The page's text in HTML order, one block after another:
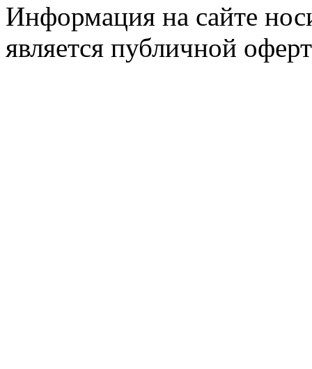
Информация на сайте
является публичной